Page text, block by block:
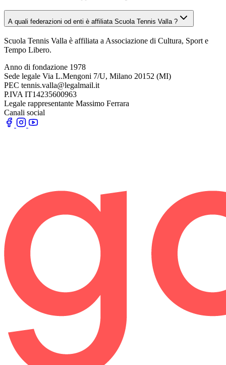
A quali federazioni od enti è affiliata Scuola Tennis Valla ?
Scuola Tennis Valla è affiliata a Associazione di Cultura, Sport e
Tempo Libero.
Anno di fondazione 1978
Sede legale Via L.Mengoni 7/U, Milano 20152 (MI)
PEC tennis.valla@legalmail.it
P.IVA IT14235600963
Legale rappresentante Massimo Ferrara
Canali social